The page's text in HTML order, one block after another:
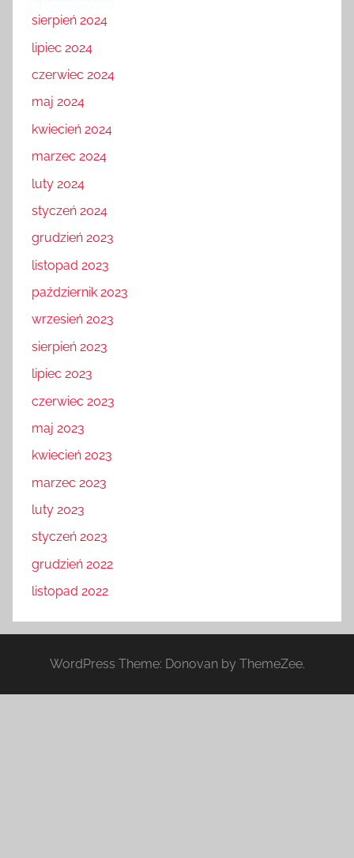
sierpień 2024
lipiec 2024
czerwiec 2024
maj 2024
kwiecień 2024
marzec 2024
luty 2024
styczeń 2024
grudzień 2023
listopad 2023
październik 2023
wrzesień 2023
sierpień 2023
lipiec 2023
czerwiec 2023
maj 2023
kwiecień 2023
marzec 2023
luty 2023
styczeń 2023
grudzień 2022
listopad 2022
WordPress Theme: Donovan by ThemeZee.